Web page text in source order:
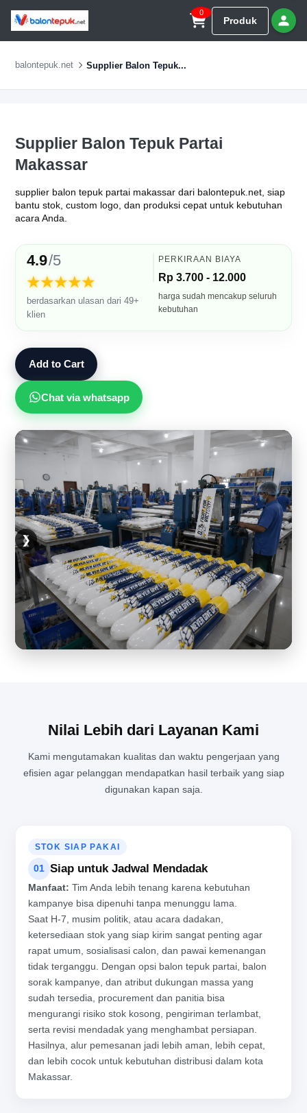
0
Produk
balontepuk.net Supplier Balon Tepuk...
Supplier Balon Tepuk Partai
Makassar
supplier balon tepuk partai makassar dari balontepuk.net, siap
bantu stok, custom logo, dan produksi cepat untuk kebutuhan
acara Anda.
4.9/5
★★★★★
berdasarkan ulasan dari 49+
klien
PERKIRAAN BIAYA
Rp 3.700 - 12.000
harga sudah mencakup seluruh
kebutuhan
Add to Cart
Chat via whatsapp
❮
❯
Nilai Lebih dari Layanan Kami
Kami mengutamakan kualitas dan waktu pengerjaan yang
efisien agar pelanggan mendapatkan hasil terbaik yang siap
digunakan kapan saja.
STOK SIAP PAKAI
01 Siap untuk Jadwal Mendadak
Manfaat: Tim Anda lebih tenang karena kebutuhan
kampanye bisa dipenuhi tanpa menunggu lama.
Saat H-7, musim politik, atau acara dadakan,
ketersediaan stok yang siap kirim sangat penting agar
rapat umum, sosialisasi calon, dan pawai kemenangan
tidak terganggu. Dengan opsi balon tepuk partai, balon
sorak kampanye, dan atribut dukungan massa yang
sudah tersedia, procurement dan panitia bisa
mengurangi risiko stok kosong, pengiriman terlambat,
serta revisi mendadak yang menghambat persiapan.
Hasilnya, alur pemesanan jadi lebih aman, lebih cepat,
dan lebih cocok untuk kebutuhan distribusi dalam kota
Makassar.